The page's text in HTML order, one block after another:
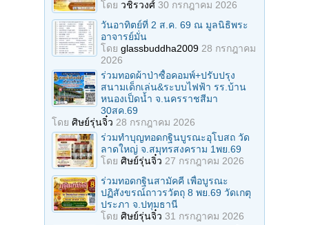
โดย วชิรวงศ์ 30 กรกฎาคม 2026
วันอาทิตย์ที่ 2 ส.ค. 69 ณ มูลนิธิพระ
อาจารย์มั่น
โดย glassbuddha2009 28 กรกฎาคม
2026
ร่วมทอดผ้าป่าซื้อคอมพ์+ปรับปรุง
สนามเด็กเล่น&ระบบไฟฟ้า รร.บ้าน
หนองเป็ดน้ำ จ.นครราชสีมา
30สค.69
โดย ศิษย์รุ่นจิ๋ว 28 กรกฎาคม 2026
ร่วมทําบุญทอดกฐินบูรณะอุโบสถ วัด
ลาดใหญ่ จ.สมุทรสงคราม 1พย.69
โดย ศิษย์รุ่นจิ๋ว 27 กรกฎาคม 2026
ร่วมทอดกฐินสามัคคี เพื่อบูรณะ
ปฏิสังขรณ์ถาวรวัตถุ 8 พย.69 วัดเกตุ
ประภา จ.ปทุมธานี
โดย ศิษย์รุ่นจิ๋ว 31 กรกฎาคม 2026